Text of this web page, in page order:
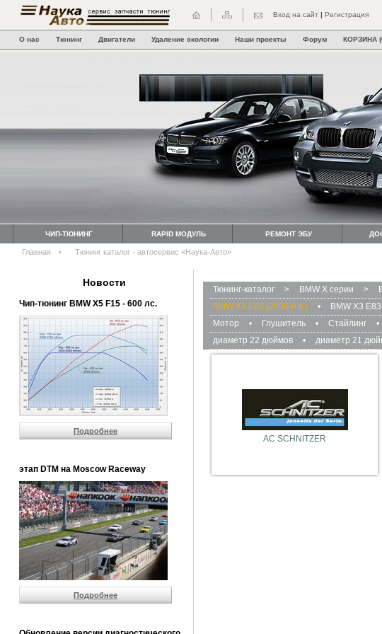
Вход на сайт | Регистрация
О нас Тюнинг Двигатели Удаление экологии Наши проекты Форум КОРЗИНА
ЧИП-ТЮНИНГ RAPID МОДУЛЬ РЕМОНТ ЭБУ
Главная Тюнинг каталог - автосервис «Наука-Авто»
Новости
Чип-тюнинг BMW Х5 F15 - 600 лс.
Подробнее
этап DTM на Moscow Raceway
Подробнее
Тюнинг-каталог > BMW X серии >
BMW X3 E83 (2006-н.в.)
• BMW X3
Мотор
• Глушитель • Стайлинг •
диаметр 22 дюймов
• диаметр 21
AC SCHNITZER